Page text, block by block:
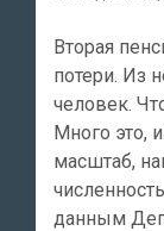
Вторая
потери. Из
человек.
Много это,
масштаб,
данным